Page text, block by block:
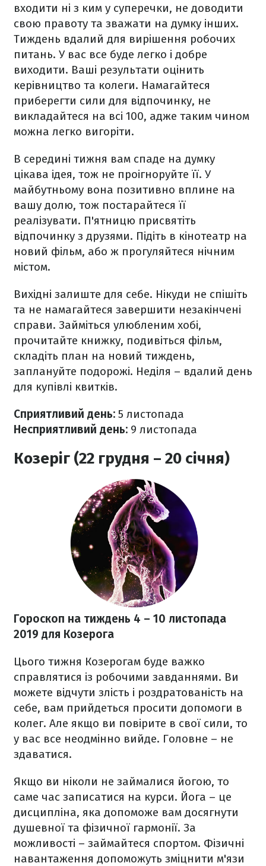
входити ні з ким у суперечки, не доводити
свою правоту та зважати на думку інших.
Тиждень вдалий для вирішення робочих
питань. У вас все буде легко і добре
виходити. Ваші результати оцінить
керівництво та колеги. Намагайтеся
приберегти сили для відпочинку, не
викладайтеся на всі 100, адже таким чином
можна легко вигоріти.
В середині тижня вам спаде на думку
цікава ідея, тож не проігноруйте її. У
майбутньому вона позитивно вплине на
вашу долю, тож постарайтеся її
реалізувати. П'ятницю присвятіть
відпочинку з друзями. Підіть в кінотеатр на
новий фільм, або ж прогуляйтеся нічним
містом.
Вихідні залиште для себе. Нікуди не спішіть
та не намагайтеся завершити незакінчені
справи. Займіться улюбленим хобі,
прочитайте книжку, подивіться фільм,
складіть план на новий тиждень,
заплануйте подорожі. Неділя – вдалий день
для купівлі квитків.
Сприятливий день: 5 листопада
Несприятливий день: 9 листопада
Козеріг (22 грудня – 20 січня)
Гороскоп на тиждень 4 – 10 листопада
2019 для Козерога
Цього тижня Козерогам буде важко
справлятися із робочими завданнями. Ви
можете відчути злість і роздратованість на
себе, вам прийдеться просити допомоги в
колег. Але якщо ви повірите в свої сили, то
у вас все неодмінно вийде. Головне – не
здаватися.
Якщо ви ніколи не займалися йогою, то
саме час записатися на курси. Йога – це
дисципліна, яка допоможе вам досягнути
душевної та фізичної гармонії. За
можливості – займайтеся спортом. Фізичні
навантаження допоможуть зміцнити м'язи